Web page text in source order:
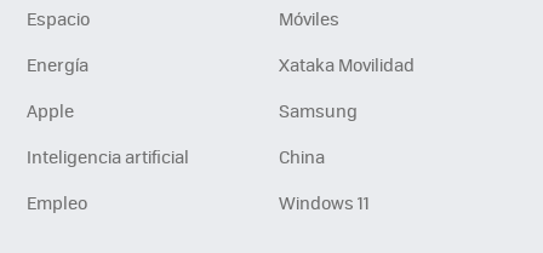
Espacio
Móviles
Energía
Xataka Movilidad
Apple
Samsung
Inteligencia artificial
China
Empleo
Windows 11